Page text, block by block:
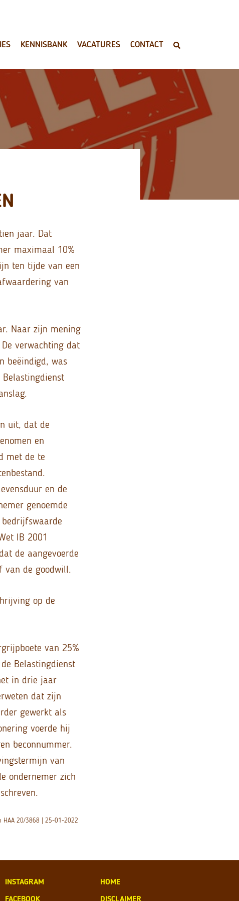
KENNISBANK VACATURES CONTACT
jaar. Dat
maximaal 10%
ten tijde van een
van
Naar zijn mening
verwachting dat
beëindigd, was
Belastingdienst
uit, dat de
en
met de te
en de
genoemde
IB 2001
de aangevoerde
van de goodwill.
op de
van 25%
Belastingdienst
in drie jaar
dat zijn
gewerkt als
voerde hij
beconnummer.
van
ondernemer zich
HAA 20/3868 | 25-01-2022
INSTAGRAM
FACEBOOK
HOME
DISCLAIMER